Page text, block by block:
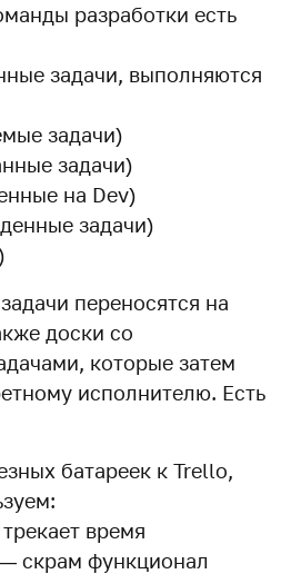
разработки есть
задачи, выполняются
задачи)
задачи)
на Dev)
задачи)
переносятся на
доски со
которые затем
исполнителю. Есть
батареек к Trello,
время
скрам функционал